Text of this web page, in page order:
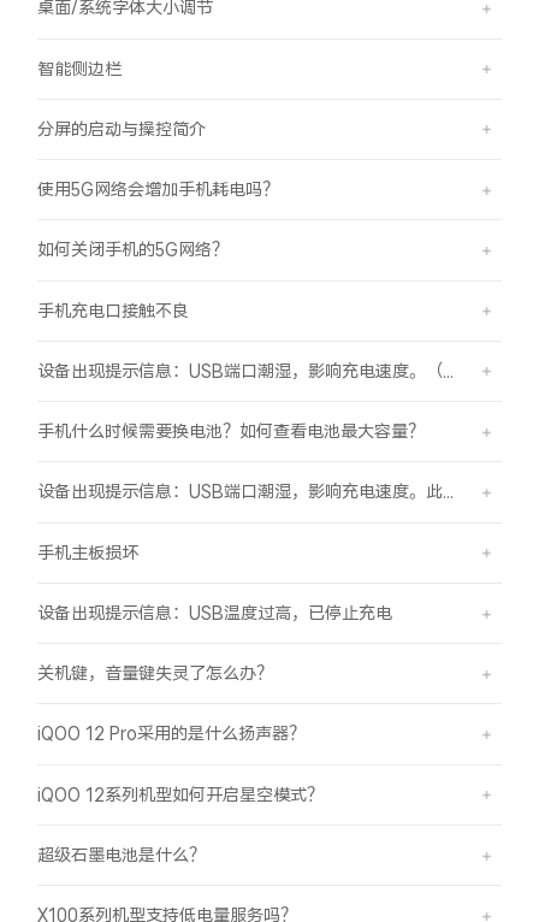
桌面/系统字体大小调节
智能侧边栏
分屏的启动与操控简介
使用5G网络会增加手机耗电吗？
如何关闭手机的5G网络？
手机充电口接触不良
手机什么时候需要换电池？如何查看电池最大容量？
设备出现提示信息：USB端口潮湿，影响充电速度。此时设备不能充电或充电速度变慢。
手机主板损坏
设备出现提示信息：USB温度过高，已停止充电
关机键，音量键失灵了怎么办？
iQOO 12 Pro采用的是什么扬声器？
iQOO 12系列机型如何开启星空模式？
超级石墨电池是什么？
X100系列机型支持低电量服务吗？